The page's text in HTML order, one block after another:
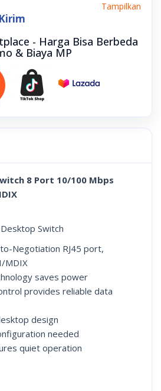
Tampilkan
- Harga Bisa Berbeda
& Biaya MP
8 Port 10/100 Mbps
Switch
Negotiation RJ45 port,
MDIX
saves power
provides reliable data
design
needed
quiet operation